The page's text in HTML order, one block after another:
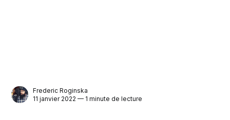
Frederic Roginska
11 janvier 2022 — 1 minute de lecture